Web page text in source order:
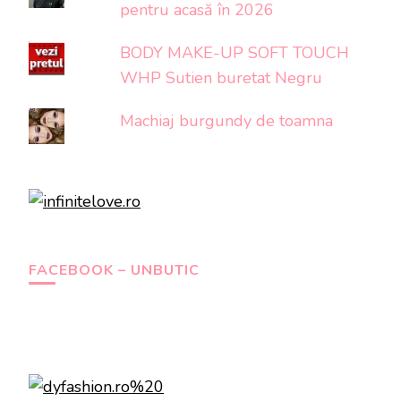
pentru acasă în 2026
BODY MAKE-UP SOFT TOUCH
WHP Sutien buretat Negru
Machiaj burgundy de toamna
FACEBOOK – UNBUTIC